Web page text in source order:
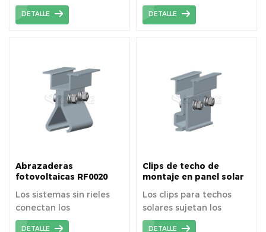
alzada se han utilizado
ampliamente en techos
DETALLE
tiene rieles, por lo que
puede ahorrar costos y
DETALLE
Abrazaderas
fotovoltaicas RF0020
solar sin rieles
Los sistemas sin rieles
conectan los
componentes
DETALLE
Clips de techo de
montaje en panel solar
de techo fotovoltaico
Los clips para techos
solares sujetan los
paneles solares
DETALLE